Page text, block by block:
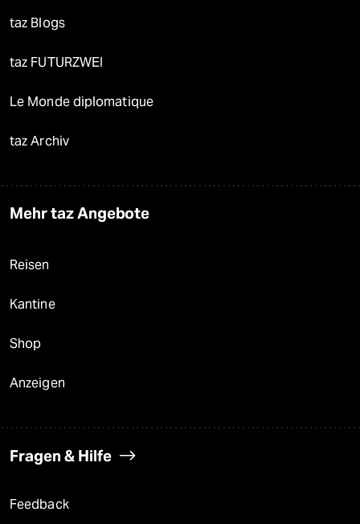
taz Blogs
taz FUTURZWEI
Le Monde diplomatique
taz Archiv
Mehr taz Angebote
Reisen
Kantine
Shop
Anzeigen
Fragen & Hilfe
Feedback